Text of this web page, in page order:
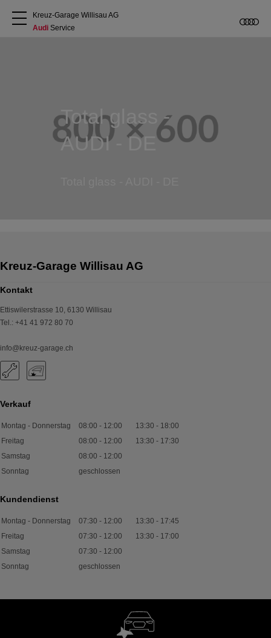
Service & Reparatur
Kreuz-Garage Willisau AG
Audi Service
Total glass -
AUDI - DE
Kontakt
Ettiswilerstrasse 10, 6130 Willisau
Tel.: +41 41 972 80 70
info@kreuz-garage.ch
Verkauf
Montag - Donnerstag 08:00 - 12:00 13:30 - 18:00
Freitag
08:00 - 12:00 13:30 - 17:30
Samstag
08:00 - 12:00
Sonntag
geschlossen
Kundendienst
Montag - Donnerstag 07:30 - 12:00 13:30 - 17:45
Freitag
07:30 - 12:00 13:30 - 17:00
Samstag
07:30 - 12:00
Sonntag
geschlossen